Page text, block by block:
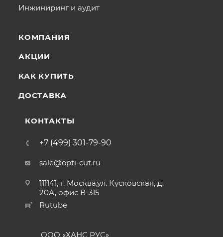
Инжиниринг и аудит
КОМПАНИЯ
АКЦИИ
КАК КУПИТЬ
ДОСТАВКА
КОНТАКТЫ
+7 (499) 301-79-90
sale@opti-cut.ru
111141, г. Москва,ул. Кусковская, д.
20А, офис В-315
Rutube
ООО «ХАНС РУС»